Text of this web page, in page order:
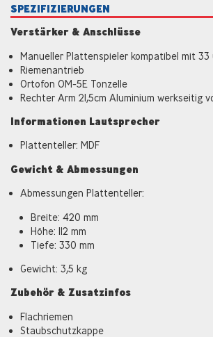
SPEZIFIZIERUNGEN
Verstärker & Anschlüsse
Manueller Plattenspieler kompatibel mit 33
Riemenantrieb
Ortofon OM-5E Tonzelle
Rechter Arm 21,5cm Aluminium werkseitig
Informationen Lautsprecher
Plattenteller: MDF
Gewicht & Abmessungen
Abmessungen Plattenteller:
Breite: 420 mm
Höhe: 112 mm
Tiefe: 330 mm
Gewicht: 3,5 kg
Zubehör & Zusatzinfos
Flachriemen
Staubschutzkappe